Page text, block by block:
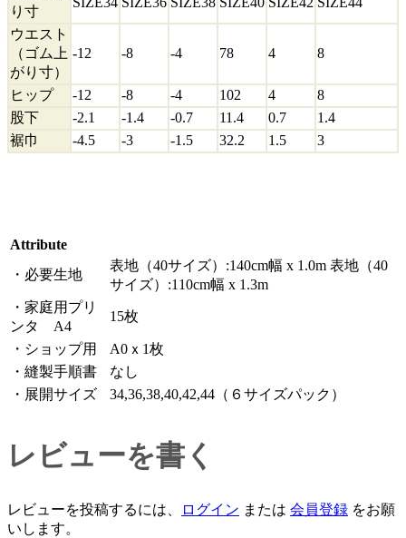
り寸
ウエスト
（ゴム上
がり寸）
-12 -8 -4 78 4 8
ヒップ -12 -8 -4 102 4
8
股下
-2.1 -1.4 -0.7 11.4 0.7
1.4
裾巾
-4.5 -3 -1.5 32.2 1.5 3
Attribute
・必要生地
表地（40サイズ）:140cm幅 x 1.0m 表地（40
サイズ）:110cm幅 x 1.3m
・家庭用プリ
ンタ A4
15枚
・ショップ用
A0ｘ1枚
・縫製手順書
なし
・展開サイズ
34,36,38,40,42,44（６サイズパック）
レビューを書く
レビューを投稿するには、 ログイン または 会員登録 をお願
いします。